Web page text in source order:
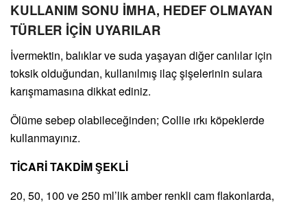
KULLANIM SONU İMHA, HEDEF OLMAYAN
TÜRLER İÇİN UYARILAR
İvermektin, balıklar ve suda yaşayan diğer canlılar için
toksik olduğundan, kullanılmış ilaç şişelerinin sulara
karışmamasına dikkat ediniz.
Ölüme sebep olabileceğinden; Collie ırkı köpeklerde
kullanmayınız.
TİCARİ TAKDİM ŞEKLİ
20, 50, 100 ve 250 ml’lik amber renkli cam flakonlarda,